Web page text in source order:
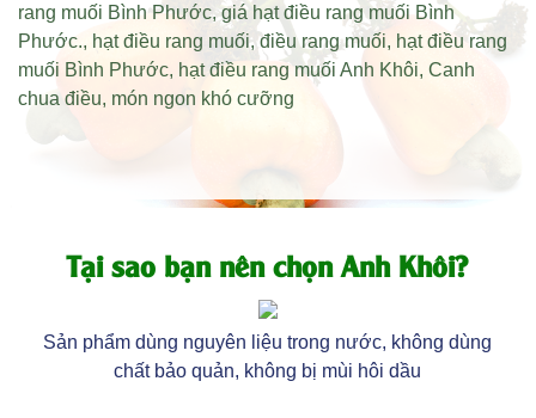
rang muối Bình Phước,giá hạt điều rang muối Bình
Phước., hạt điều rang muối,điều rang muối, hạt điều rang
muối Bình Phước, hạt điều rang muối Anh Khôi,Canh
chua điều, món ngon khó cưỡng
Tại sao bạn nên chọn Anh Khôi?
Sản phẩm dùng nguyên liệu trong nước, không dùng
chất bảo quản, không bị mùi hôi dầu